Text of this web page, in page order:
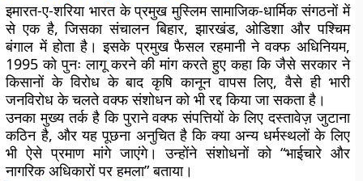
इमारत-ए-शरिया भारत के प्रमुख मुस्लिम सामाजिक-धार्मिक संगठनों में
से एक है, जिसका संचालन बिहार, झारखंड, ओडिशा और पश्चिम
बंगाल में होता है। इसके प्रमुख फैसल रहमानी ने वक्फ अधिनियम,
1995 को पुनः लागू करने की मांग करते हुए कहा कि जैसे सरकार ने
किसानों के विरोध के बाद कृषि कानून वापस लिए, वैसे ही भारी
जनविरोध के चलते वक्फ संशोधन को भी रद्द किया जा सकता है।
उनका मुख्य तर्क है कि पुराने वक्फ संपत्तियों के लिए दस्तावेज़ जुटाना
कठिन है, और यह पूछना अनुचित है कि क्या अन्य धर्मस्थलों के लिए
भी ऐसे प्रमाण मांगे जाएंगे। उन्होंने संशोधनों को “भाईचारे और
नागरिक अधिकारों पर हमला” बताया।